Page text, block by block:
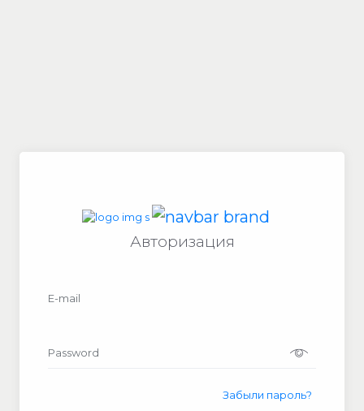
Авторизация
E-mail
Password
Забыли пароль?